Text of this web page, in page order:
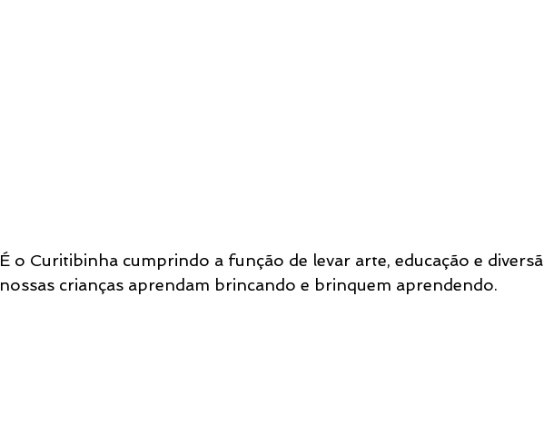
É o Curitibinha cumprindo a função de levar arte, educação e
nossas crianças aprendam brincando e brinquem aprendendo.